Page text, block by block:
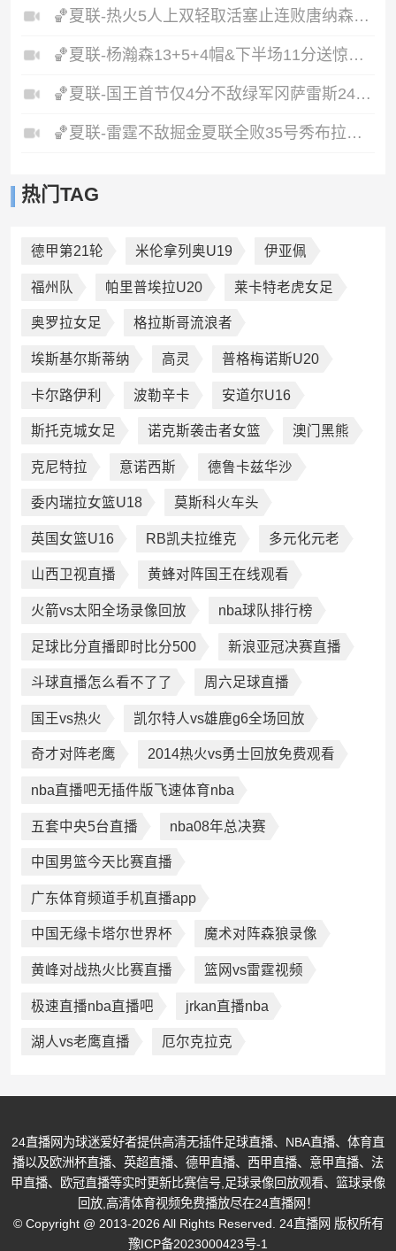
🏀夏联-热火5人上双轻取活塞止连败唐纳森20+8+10奥科里27分
🏀夏联-杨瀚森13+5+4帽&下半场11分送惊艳妙传开拓者力克掘金
🏀夏联-国王首节仅4分不敌绿军冈萨雷斯24+10+5塞纳克10+12
🏀夏联-雷霆不敌掘金夏联全败35号秀布拉齐尔32+6马拉14+7+6
热门TAG
德甲第21轮 米伦拿列奥U19 伊亚佩
福州队 帕里普埃拉U20 莱卡特老虎女足
奥罗拉女足 格拉斯哥流浪者
埃斯基尔斯蒂纳 高灵 普格梅诺斯U20
卡尔路伊利 波勒辛卡 安道尔U16
斯托克城女足 诺克斯袭击者女篮 澳门黑熊
克尼特拉 意诺西斯 德鲁卡兹华沙
委内瑞拉女篮U18 莫斯科火车头
英国女篮U16 RB凯夫拉维克 多元化元老
山西卫视直播 黄蜂对阵国王在线观看
火箭vs太阳全场录像回放 nba球队排行榜
足球比分直播即时比分500 新浪亚冠决赛直播
斗球直播怎么看不了了 周六足球直播
国王vs热火 凯尔特人vs雄鹿g6全场回放
奇才对阵老鹰 2014热火vs勇士回放免费观看
nba直播吧无插件版飞速体育nba
五套中央5台直播 nba08年总决赛
中国男篮今天比赛直播
广东体育频道手机直播app
中国无缘卡塔尔世界杯 魔术对阵森狼录像
黄峰对战热火比赛直播 篮网vs雷霆视频
极速直播nba直播吧 jrkan直播nba
湖人vs老鹰直播 厄尔克拉克
24直播网为球迷爱好者提供高清无插件足球直播、NBA直播、体育直
播以及欧洲杯直播、英超直播、德甲直播、西甲直播、意甲直播、法
甲直播、欧冠直播等实时更新比赛信号,足球录像回放观看、篮球录像
回放,高清体育视频免费播放尽在24直播网！
© Copyright @ 2013-2026 All Rights Reserved. 24直播网 版权所有
豫ICP备2023000423号-1